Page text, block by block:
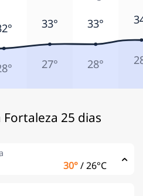
33°
27°
33°
28°
25 dias
30°/26°C